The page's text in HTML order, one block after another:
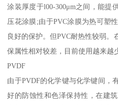
涂装厚度于l00-300μm之间，能提
压花涂膜;由于PVC涂膜为热可塑
良好的保护。但PVC耐热性较弱
保属性相对较差，目前使用越来越
PVDF
由于PVDF的化学键与化学键间，
好的防蚀性和色泽保持性，在建